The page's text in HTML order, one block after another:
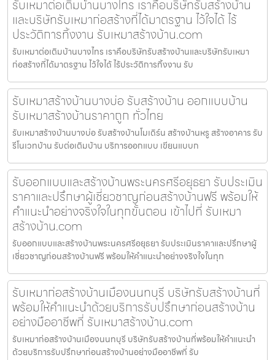
รับเหมาต่อเติมบ้านบางไทร เราคือบริษัทรับสร้างบ้าน
และบริษัทรับเหมาก่อสร้างที่ได้มาตรฐาน ไว้ใจได้ ไร้
ประวัติการทิ้งงาน รับเหมาสร้างบ้าน.com
รับเหมาต่อเติมบ้านบางไทร เราคือบริษัทรับสร้างบ้านและบริษัทรับเหมา
ก่อสร้างที่ได้มาตรฐาน ไว้ใจได้ ไร้ประวัติการทิ้งงาน รับ
รับเหมาสร้างบ้านบางบ่อ รับสร้างบ้าน ออกแบบบ้าน
รับเหมาสร้างบ้านราคาถูก ทั่วไทย
รับเหมาสร้างบ้านบางบ่อ รับสร้างบ้านโมเดิร์น สร้างบ้านหรู สร้างอาคาร รับ
รีโนเวทบ้าน รับต่อเติมบ้าน บริการออกแบบ เขียนแบบก
รับออกแบบและสร้างบ้านพระนครศรีอยุธยา รับประเมิน
ราคาและปรึกษาผู้เชี่ยวชาญก่อนสร้างบ้านฟรี พร้อมให้
คำแนะนำอย่างจริงใจในทุกขั้นตอน เข้าไปที่ รับเหมา
สร้างบ้าน.com
รับออกแบบและสร้างบ้านพระนครศรีอยุธยา รับประเมินราคาและปรึกษาผู้
เชี่ยวชาญก่อนสร้างบ้านฟรี พร้อมให้คำแนะนำอย่างจริงใจในทุก
รับเหมาก่อสร้างบ้านเมืองนนทบุรี บริษัทรับสร้างบ้านที่
พร้อมให้คำแนะนำด้วยบริการรับปรึกษาก่อนสร้างบ้าน
อย่างมืออาชีพที่ รับเหมาสร้างบ้าน.com
รับเหมาก่อสร้างบ้านเมืองนนทบุรี บริษัทรับสร้างบ้านที่พร้อมให้คำแนะนำ
ด้วยบริการรับปรึกษาก่อนสร้างบ้านอย่างมืออาชีพที่ รับ